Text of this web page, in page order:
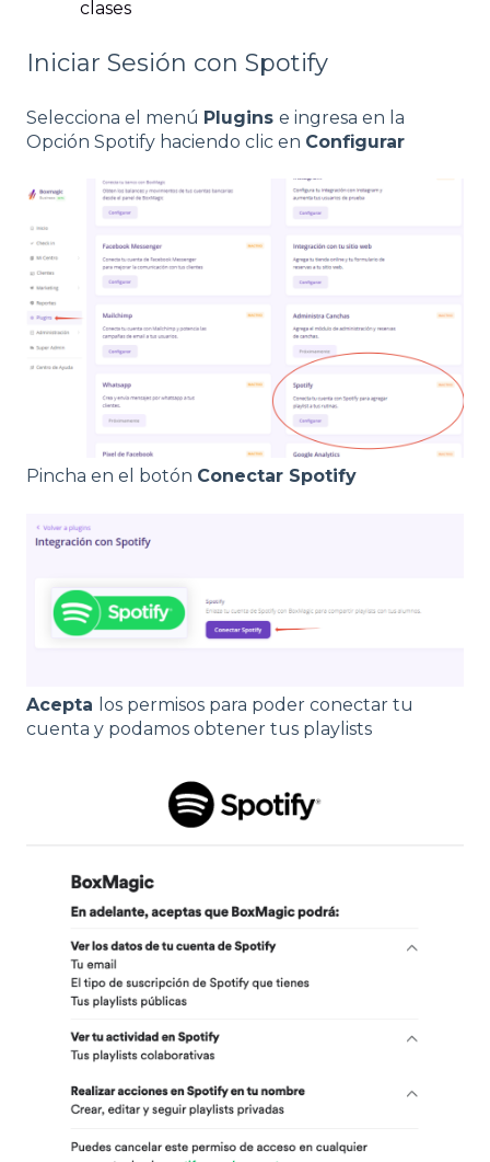
clases
Iniciar Sesión con Spotify
Selecciona el menú Plugins e ingresa en la
Opción Spotify haciendo clic en Configurar
Pincha en el botón Conectar Spotify
Acepta los permisos para poder conectar tu
cuenta y podamos obtener tus playlists